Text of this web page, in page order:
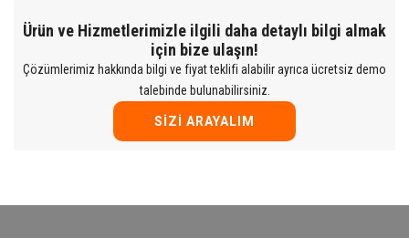
Ürün ve Hizmetlerimizle ilgili daha detaylı bilgi almak
için bize ulaşın!
Çözümlerimiz hakkında bilgi ve fiyat teklifi alabilir ayrıca ücretsiz demo
talebinde bulunabilirsiniz.
SIZI ARAYALIM